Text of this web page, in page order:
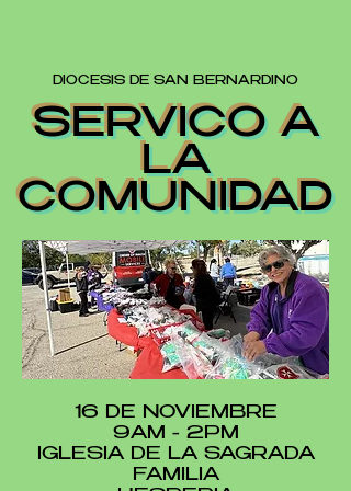
DIOCESIS DE SAN BERNARDINO
SERVICO A
LA
COMUNIDAD
16 DE NOVIEMBRE
9AM - 2PM
IGLESIA DE LA SAGRADA
FAMILIA